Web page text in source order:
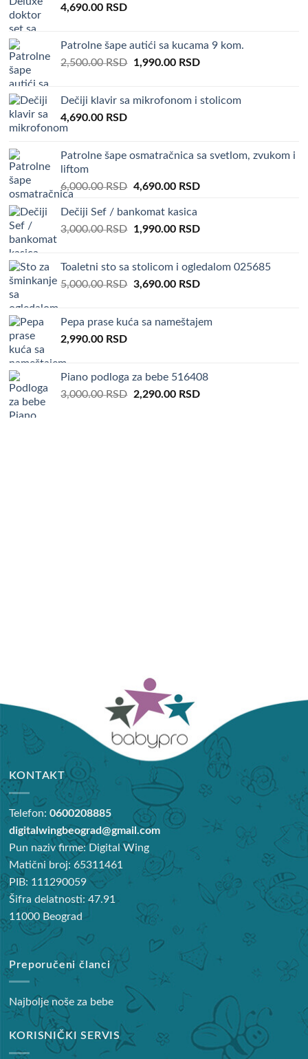
4,690.00 RSD
Patrolne šape autići sa kucama 9 kom.
2,500.00RSD Original
2,500.00 RSD.
1,990.00 RSDCurrent
1,990.00 RSD.
Dečiji klavir sa mikrofonom i stolicom
4,690.00 RSD
Patrolne šape osmatračnica sa svetlom, zvukom i
liftom
6,000.00RSD Original
was:
6,000.00 RSD.
4,690.00 RSDCurrent
4,690.00 RSD.
Dečiji Sef / bankomat kasica
3,000.00RSD Original
3,000.00 RSD.
1,990.00 RSDCurrent
1,990.00 RSD.
Toaletni sto sa stolicom i ogledalom 025685
5,000.00RSD Original
5,000.00 RSD.
3,690.00 RSDCurrent
3,690.00 RSD.
Pepa prase kuća sa nameštajem
2,990.00 RSD
Piano podloga za bebe 516408
3,000.00RSD Original
2,290.00 RSDCurrent
KONTAKT
Telefon:0600208885
digitalwingbeograd@gmail.com
Pun naziv firme: Digital Wing
Matični broj: 65311461
PIB: 111290059
Šifra delatnosti: 47.91
11000 Beograd
Preporučeni članci
Najbolje noše za bebe
KORISNIČKI SERVIS